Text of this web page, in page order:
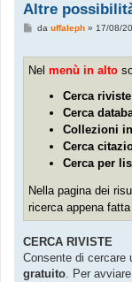
Altre
M
s
a
da uffaleph» 17/08/
Nel menù in alto
Cerca riviste
Cerca
Collezioni
Cerca
Cerca per
Nella pagina dei
ricerca appena
CERCA RIVISTE
Consente di cercare
gratuito. Per